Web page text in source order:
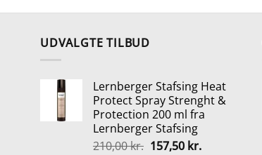
UDVALGTE TILBUD
Lernberger Stafsing Heat
Protect Spray Strenght &
Protection 200 ml fra
Lernberger Stafsing
210,00kr. Den
157,50 kr.Den